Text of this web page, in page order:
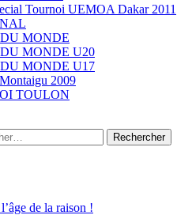
Tournoi UEMOA Dakar 2011
MONDE
MONDE U20
MONDE U17
2009
TOULON
de la raison !